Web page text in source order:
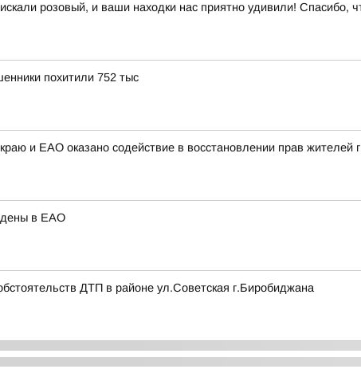
розовый, и ваши находки нас приятно удивили! Спасибо,
похитили 752 тыс
и ЕАО оказано содействие в восстановлении прав жителей
в ЕАО
ДТП в районе ул.Советская г.Биробиджана